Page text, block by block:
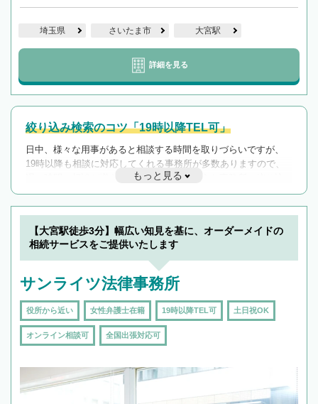
埼玉県 さいたま市 大宮駅
詳細を見る
絞り込み検索のコツ「19時以降TEL可」
日中、様々な用事があると相談する時間を取りづらいですが、
19時以降も相談に対応してくれる事務所が多数ありますので、
遅い時間の相談が増えそうな場合はそのような事務所に絞り込
んで検索してみましょう。
19時以降TEL可の条件
を加えて再検索
もっと見る
【大宮駅徒歩3分】幅広い知見を基に、オーダーメイドの
相続サービスをご提供いたします
サンライツ法律事務所
役所から近い 女性弁護士在籍 19時以降TEL可 土日祝OK
オンライン相談可 全国出張対応可